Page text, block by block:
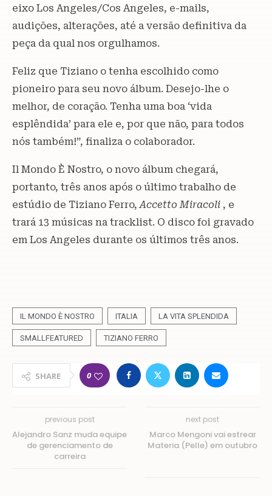
eixo Los Angeles/Cos Angeles, e-mails,
audições, alterações, até a versão definitiva da
peça da qual nos orgulhamos.
Feliz que Tiziano o tenha escolhido como
pioneiro para seu novo álbum. Desejo-lhe o
melhor, de coração. Tenha uma boa ‘vida
esplêndida’ para ele e, por que não, para todos
nós também!”, finaliza o colaborador.
Il Mondo È Nostro, o novo álbum chegará,
portanto, três anos após o último trabalho de
estúdio de Tiziano Ferro,Accetto Miracoli , e
trará 13 músicas na tracklist. O disco foi gravado
em Los Angeles durante os últimos três anos.
IL MONDO È NOSTRO ITALIA LA VITA SPLENDIDA
SMALLFEATURED TIZIANO FERRO
SHARE 0
previous post
Alejandro Sanz muda equipe
de gerenciamento de
carreira
next post
Marco Mengoni vai estrear
Materia (Pelle) em outubro